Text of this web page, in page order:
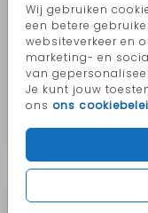
Wij gebruiken
een betere
websiteverkeer en
marketing- en
van
Je kunt jouw
ons ons
Meer in